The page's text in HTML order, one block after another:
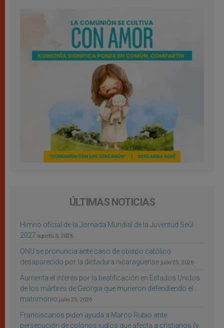
ÚLTIMAS NOTICIAS
Himno oficial de la Jornada Mundial de la Juventud Seúl
2027 agosto 3, 2026
ONU se pronuncia ante caso de obispo católico
desaparecido por la dictadura nicaragüense julio 25, 2026
Aumenta el interés por la beatificación en Estados Unidos
de los mártires de Georgia que murieron defendiendo el
matrimonio julio 25, 2026
Franciscanos piden ayuda a Marco Rubio ante
persecución de colonos judíos que afecta a cristianos (y